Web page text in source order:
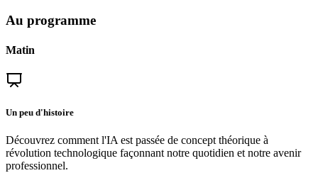
Au programme
Matin
Un peu d'histoire
Découvrez comment l'IA est passée de concept théorique à
révolution technologique façonnant notre quotidien et notre avenir
professionnel.